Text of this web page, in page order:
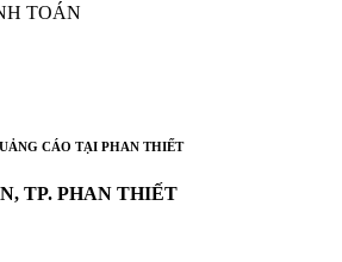
TOÁN
CÁO TẠI PHAN THIẾT
TP. PHAN THIẾT